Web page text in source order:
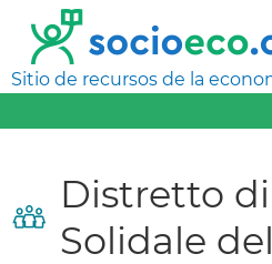
Sitio de recursos de la
Distretto
Solidale